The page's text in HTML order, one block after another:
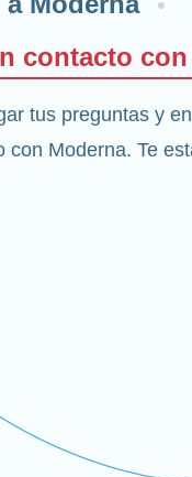
contacto
tus preguntas y
con Moderna. Te